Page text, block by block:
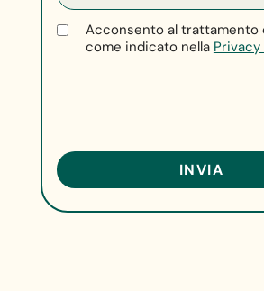
Acconsento al trattamento
come indicato nella Privacy